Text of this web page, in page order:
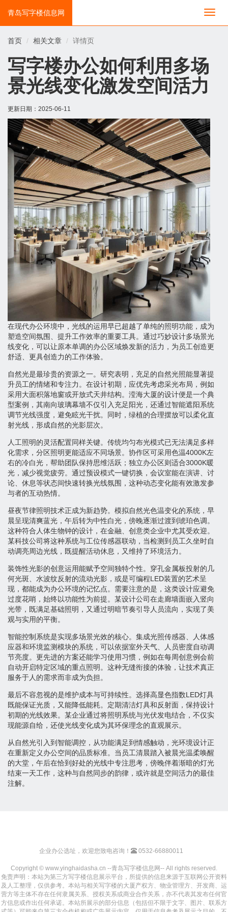
切
青岛写字楼信息网
首页 相关文章 详情页
写字楼办公如何利用多场
景光线变化激发空间活力
更新日期： 2025-06-11
在现代办公环境中，光线的运用早已超越了单纯的照明功能，成为
塑造空间氛围、提升工作效率的重要工具。通过巧妙设计多场景光
线变化，可以让原本单调的办公区域焕发新的活力，为员工创造更
舒适、更具创造力的工作体验。
自然光是最珍贵的资源之一。研究表明，充足的自然光照能显著提
升员工的情绪和专注力。在设计初期，应优先考虑采光布局，例如
采用大面积落地窗或开放式天井结构。滢海大厦的设计便是一个典
型案例，其南向玻璃幕墙不仅引入充足阳光，还通过智能遮阳系统
调节光线强度，避免眩光干扰。同时，绿植的合理摆放可以柔化直
射光线，形成自然的光影层次。
人工照明的灵活配置同样关键。传统均匀布光模式已无法满足多样
化需求，分区照明更能适应不同场景。协作区可采用色温4000K左
右的冷白光，帮助团队保持思维活跃；独立办公区则适合3000K暖
光，减少视觉疲劳。通过预设模式一键切换，会议室能在演讲、讨
论、休息等状态间快速转换光线氛围，这种动态变化能有效激发参
与者的互动热情。
昼夜节律照明技术正成为新趋势。模拟自然光色温变化的系统，早
晨呈现清爽蓝光，午后转为中性白光，傍晚逐渐过渡到琥珀色调。
这种符合人体生物钟的设计，在金融、创意类企业中尤其受欢迎。
某科技公司将这种系统与工位传感器联动，当检测到员工久坐时自
动调亮周边光线，既提醒活动休息，又维持了环境活力。
装饰性光影的创意运用能赋予空间独特个性。穿孔金属板投射的几
何光斑、水波纹反射的流动光影，或是可编程LED装置的艺术呈
现，都能成为办公环境的记忆点。需要注意的是，这类设计应避免
过度花哨，始终以功能性为前提。某设计公司在走廊墙面嵌入竖向
光带，既满足基础照明，又通过明暗节奏引导人员流向，实现了美
观与实用的平衡。
智能控制系统是实现多场景光效的核心。集成光照传感器、人体感
应器和环境监测模块的系统，可以依据室外天气、人员密度自动调
节亮度。更先进的方案还能学习使用习惯，例如在每周创意例会前
自动开启特定区域的重点照明。这种无缝衔接的体验，让技术真正
服务于人的需求而非成为负担。
最后不容忽视的是维护成本与可持续性。选择高显色指数LED灯具
既能保证光质，又能降低能耗。定期清洁灯具和反射面，保持设计
初期的光线效果。某企业通过将照明系统与光伏发电结合，不仅实
现能源自给，还使光线变化成为其环保理念的直观展示。
从自然光引入到智能调控，从功能满足到情感触动，光环境设计正
在重新定义办公空间的品质标准。当员工清晨踏入被晨光温柔唤醒
的大堂，午后在恰到好处的光线中专注思考，傍晚伴着渐暗的灯光
结束一天工作，这种与自然同步的韵律，或许就是空间活力的最佳
注解。
企业办公选址，欢迎您致电咨询！ 0532-66880011
Copyright © www.yinghaidasha.cn --青岛写字楼信息网-- All rights reserved.
免责声明：本站为第三方写字楼信息展示平台，所提供的信息来源于互联网公开资料
及人工整理，仅供参考。本站与相关写字楼的大厦产权方、物业管理方、开发商、运
营方等主体不存在任何隶属关系、授权关系或商业合作关系，亦不代表其发布任何官
方信息或作出任何承诺。本站所展示的部分信息（包括但不限于文字、图片、联系方